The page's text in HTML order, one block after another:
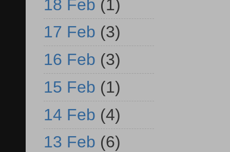
18 Feb (1)
17 Feb (3)
16 Feb (3)
15 Feb (1)
14 Feb (4)
13 Feb (6)